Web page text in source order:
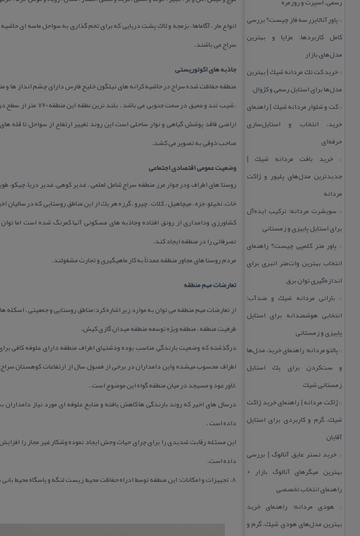
:: پاور آنالایزر سه فاز چیست؟ بررسی
كامل كاربردها، مزایا و بهترین
مدل‌های بازار
::خرید كت تك مردانه شیك | بهترین
مدل‌ها برای استایل رسمی و كژوال
::كت و شلوار مردانه شیك | راهنمای
خرید، انتخاب و استایل‌سازی
حرفه‌ای
::خرید بافت مردانه شیك |
جدیدترین مدل‌های پلیور و ژاكت
مردانه
:: سویشرت مردانه؛ تركیب ایده‌آل
برای استایل پاییزی و زمستانی
:: پاور متر كلمپی چیست؟ راهنمای
انتخاب بهترین وات‌متر انبری برای
اندازه‌گیری توان برق
:: بارانی مردانه شیك و ضدآب؛
انتخابی هوشمندانه برای استایل
پاییزی و زمستانی
:: پالتو مردانه؛ راهنمای خرید، مدل‌ها
و ست‌كردن برای یك استایل
زمستانی شیك
::ژاكت مردانه | راهنمای خرید ژاكت
شیك، گرم و كاربردی برای استایل
آقایان
:: خرید تستر عایق آنالوگ | بررسی
بهترین میگرهای آنالوگ بازار +
راهنمای انتخاب تخصصی
:: هودی مردانه؛ راهنمای خرید
بهترین مدل‌های هودی شیك، گرم و
انواع مار ، آگاماها ، بزمجه و لاك پشت دریایی كه برای تخم گذاری به سواحل ماسه ای
سراج می باشند.
جاذبه های اكوتوریستی
منطقه حفاظت شده سراج در حاشیه كرانه های نیلگون خلیج فارس دارای چشم انداز ها و
، شیب تند و عمیق در
اراضی فاقد پوشش گیاهی و نوار ساحلی است این روند تغییر ارتفاع از سواحل تا قله
صاحب ذوقی به تصویر می كشد.
وضعیت عمومی اقتصادی اجتماعی
روستا های اطراف ودر جوار مرز منطقه سراج شامل لعلمی ، غدیر كوهی، غدیر دریا، چیكو،
خات، نخیلو، جزه ، میچاهیل ، كلات ، چیرو ، گرزه هر یك از این مناطق روستایی كه در
كشاورزی ودامداری از رونق افتاده وجاذبه های مسكونی آنها كمرنگ شده است اما
تصرفاتی را در منطقه ایجاد كند.
مردم روستا های مجاور منطقه عمدتاً به كار ماهیگیری و تجارت مشغولند.
تعارضات مهم منطقه
از تعارضات مهم منطقه می توان به موارد زیر اشاره كرد:مناطق روستایی و جمعیتی ، اسكله
ظرفیت منطقه ، منطقه ویژه توسعه منطقه میدان گازی كیش.
درگذشته كه وضعیت بارندگی مناسب بوده ودشتهای اطراف منطقه دارای علوفه كافی
اطراف محسوب میشده واین دامداران در برخی از فصول سال از ارتفاعات كوهستان سراج
،لاور عود و مسیجد در میان منطقه گواه این موضوع است .
درسال های اخیر كه روند بارندگی ها كاهش یافته و منابع علوفه ای مورد نیاز
داده است .
این مسئله رقابت شدیدی را برای چرای حیات وحش ایجاد نموده وشكار غیر مجاز را
داده است.
۸. تجهیزات و امكانات: این منطقه توسط ادراه حفاظت محیط زیست لنگه و پاسگاه محیط بانی باغویه تحت حفاظت قرار دارد.